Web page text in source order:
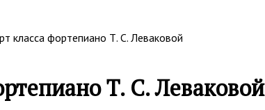
класса фортепиано Т. С. Леваковой
Т. С. Леваковой